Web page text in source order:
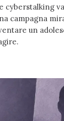
cyberstalking
campagna
un